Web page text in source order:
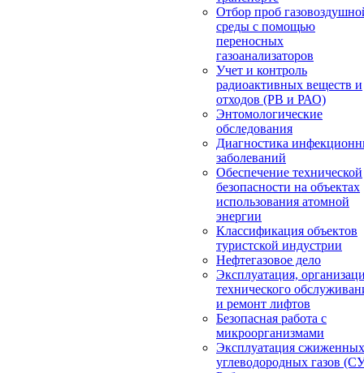
Отбор проб
среды с помощью
переносных
газоанализаторов
Учет и контроль
радиоактивных веществ и
отходов (РВ и РАО)
Энтомологические
обследования
Диагностика
заболеваний
Обеспечение технической
безопасности на объектах
использования атомной
энергии
Классификация объектов
туристской индустрии
Нефтегазовое дело
Эксплуатация,
технического
и ремонт лифтов
Безопасная работа с
микроорганизмами
Эксплуатация сжиженных
углеводородных газов